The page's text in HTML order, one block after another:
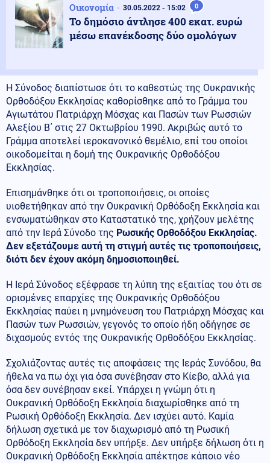
Οικονομία 30.05.2022 - 15:02 0
Το δημόσιο άντλησε 400 εκατ. ευρώ
μέσω επανέκδοσης δύο ομολόγων
Η Σύνοδος διαπίστωσε ότι το καθεστώς της Ουκρανικής
Ορθοδόξου Εκκλησίας καθορίσθηκε από το Γράμμα του
Αγιωτάτου Πατριάρχη Μόσχας και Πασών των Ρωσσιών
Αλεξίου Β΄ στις 27 Οκτωβρίου 1990. Ακριβώς αυτό το
Γράμμα αποτελεί ιεροκανονικό θεμέλιο, επί του οποίοι
οικοδομείται η δομή της Ουκρανικής Ορθοδόξου
Εκκλησίας.
Επισημάνθηκε ότι οι τροποποιήσεις, οι οποίες
υιοθετήθηκαν από την Ουκρανική Ορθόδοξη Εκκλησία και
ενσωματώθηκαν στο Καταστατικό της, χρήζουν μελέτης
από την Ιερά Σύνοδο της Ρωσικής Ορθοδόξου Εκκλησίας.
Δεν εξετάζουμε αυτή τη στιγμή αυτές τις τροποποιήσεις,
διότι δεν έχουν ακόμη δημοσιοποιηθεί.
Η Ιερά Σύνοδος εξέφρασε τη λύπη της εξαιτίας του ότι σε
ορισμένες επαρχίες της Ουκρανικής Ορθοδόξου
Εκκλησίας παύει η μνημόνευση του Πατριάρχη Μόσχας και
Πασών των Ρωσσιών, γεγονός το οποίο ήδη οδήγησε σε
διχασμούς εντός της Ουκρανικής Ορθοδόξου Εκκλησίας.
Σχολιάζοντας αυτές τις αποφάσεις της Ιεράς Συνόδου, θα
ήθελα να πω όχι για όσα συνέβησαν στο Κίεβο, αλλά για
όσα δεν συνέβησαν εκεί. Υπάρχει η γνώμη ότι η
Ουκρανική Ορθόδοξη Εκκλησία διαχωρίσθηκε από τη
Ρωσική Ορθόδοξη Εκκλησία. Δεν ισχύει αυτό. Καμία
δήλωση σχετικά με τον διαχωρισμό από τη Ρωσική
Ορθόδοξη Εκκλησία δεν υπήρξε. Δεν υπήρξε δήλωση ότι η
Ουκρανική Ορθόδοξη Εκκλησία απέκτησε κάποιο νέο